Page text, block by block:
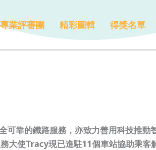
專業評審團 精彩圖輯 得獎名單
靠的鐵路服務，亦致力善用科技推動
大使Tracy現已進駐11個車站協助乘客